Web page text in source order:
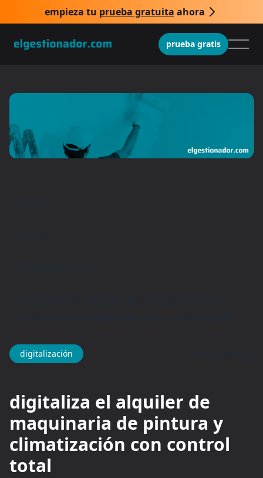
empieza tu prueba gratuita ahora
prueba gratis
digitalización
digitaliza el alquiler de
maquinaria de pintura y
climatización con control
total